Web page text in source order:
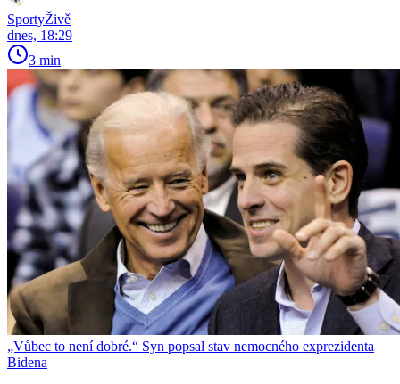
SportyŽivě
dnes, 18:29
3 min
„Vůbec to není dobré.“ Syn popsal stav nemocného exprezidenta
Bidena